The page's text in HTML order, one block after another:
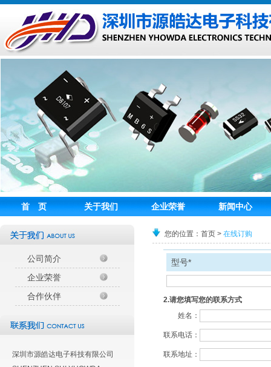
首 页 关于我们 企业荣誉 新闻中心
公司简介
企业荣誉
合作伙伴
深圳市源皓达电子科技有限公司
您的位置：首页 > 在线订购
型号*
2.请您填写您的联系方式
姓名：
联系电话：
联系地址：